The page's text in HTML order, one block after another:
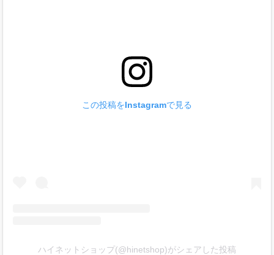
この投稿をInstagramで見る
ハイネットショップ(@hinetshop)がシェアした投稿